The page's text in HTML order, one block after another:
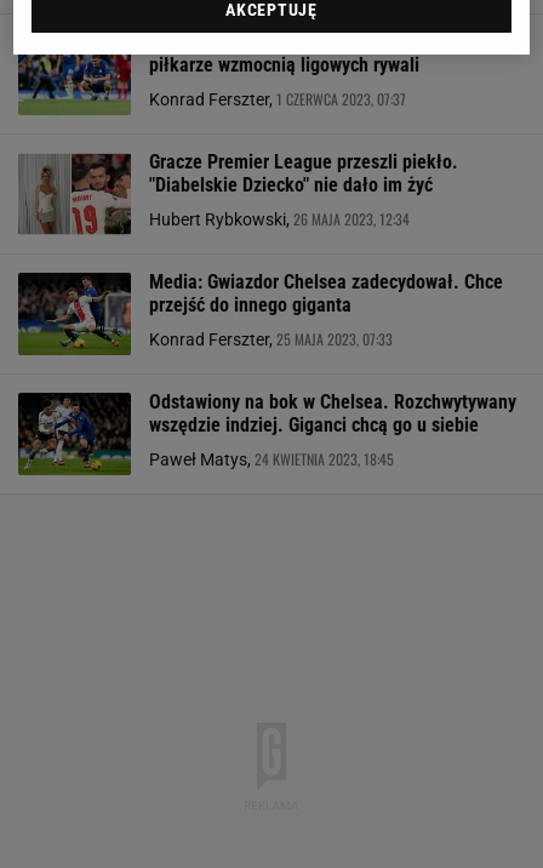
piłkarze wzmocnią ligowych rywali
Konrad Ferszter, 1 CZERWCA 2023, 07:37
Gracze Premier League przeszli piekło.
"Diabelskie Dziecko" nie dało im żyć
Hubert Rybkowski, 26 MAJA 2023, 12:34
Media: Gwiazdor Chelsea zadecydował. Chce
przejść do innego giganta
Konrad Ferszter, 25 MAJA 2023, 07:33
Odstawiony na bok w Chelsea. Rozchwytywany
wszędzie indziej. Giganci chcą go u siebie
Paweł Matys, 24 KWIETNIA 2023, 18:45
AKCEPTUJĘ